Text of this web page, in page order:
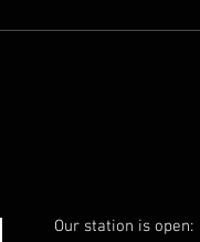
Our station is open: